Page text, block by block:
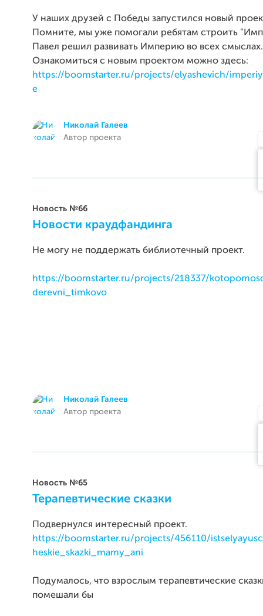
У наших друзей с Победы запустился новый
Помните, мы уже помогали ребятам строить
Павел решил развивать Империю во всех смыслах.
Ознакомиться с новым проектом можно здесь:
https://boomstarter.ru/projects/elyashevich/
e
Николай Галеев
Автор проекта
Новость №66
Новости краудфандинга
Не могу не поддержать библиотечный проект.
https://boomstarter.ru/projects/218337/
derevni_timkovo
Николай Галеев
Автор проекта
Новость №65
Терапевтические сказки
Подвернулся интересный проект.
https://boomstarter.ru/projects/456110/
heskie_skazki_mamy_ani
Подумалось, что взрослым терапевтические
помешали бы